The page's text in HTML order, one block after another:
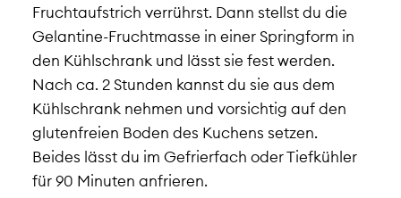
Fruchtaufstrich verrührst. Dann stellst du die
Gelantine-Fruchtmasse in einer Springform in
den Kühlschrank und lässt sie fest werden.
Nach ca. 2 Stunden kannst du sie aus dem
Kühlschrank nehmen und vorsichtig auf den
glutenfreien Boden des Kuchens setzen.
Beides lässt du im Gefrierfach oder Tiefkühler
für 90 Minuten anfrieren.